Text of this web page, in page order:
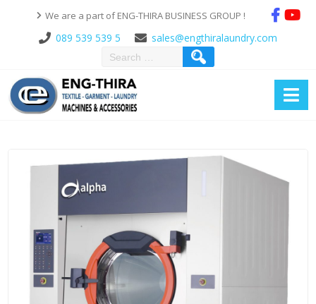
We are a part of ENG-THIRA BUSINESS GROUP !
089 539 539 5 sales@engthiralaundry.com